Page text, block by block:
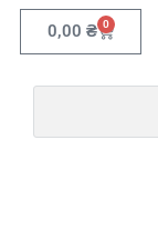
0,00 ₴ 0